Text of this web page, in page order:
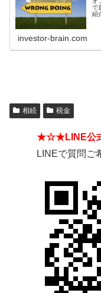
で
紹
investor-brain.com
相続 税金
★☆★LINE公
LINEで質問ご